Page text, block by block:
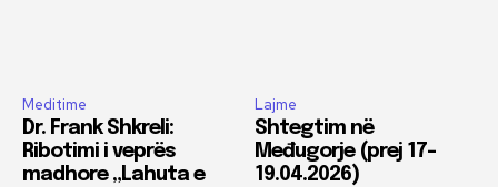
Meditime
Dr. Frank Shkreli:
Ribotimi i veprës
madhore „Lahuta e
Lajme
Shtegtim në
Međugorje (prej 17-
19.04.2026)